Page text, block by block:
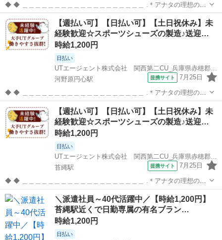
◆ ◆ ＿＿＿＿＿＿＿＿＿＿＿＿＿＿＿＿＿＿＿ .＊アナタの理想の働
き方を実現します*。 ￣￣￣￣￣￣￣￣￣￣￣￣￣￣￣￣￣￣￣ ★大
手×安定収入★ プライム市場上場UTグループ！ 充実の福利厚生あり◎
働きやすさ抜群！！...
兵庫 赤穂郡 苔縄駅 その他
【週払い可】【日払い可】【土日祝休み】未
経験歓迎☆スポーツシューズの製造♪送迎…
時給1,200円
日払い
UTエージェント株式会社 関西第二CU_兵庫県赤穂郡上郡町_加工･組付け
河野原円心駅
提携サイト 7月25日
◆ ◆ ＿＿＿＿＿＿＿＿＿＿＿＿＿＿＿＿＿＿＿ .＊アナタの理想の働
き方を実現します*。 ￣￣￣￣￣￣￣￣￣￣￣￣￣￣￣￣￣￣￣ ★大
手×安定収入★ プライム市場上場UTグループ！ 充実の福利厚生あり◎
働きやすさ抜群！！...
兵庫 赤穂郡 河野原円心駅 その他
【週払い可】【日払い可】【土日祝休み】未
経験歓迎☆スポーツシューズの製造♪送迎…
時給1,200円
日払い
UTエージェント株式会社 関西第二CU_兵庫県赤穂郡上郡町_加工･組付け
苔縄駅
提携サイト 7月25日
◆ ◆ ＿＿＿＿＿＿＿＿＿＿＿＿＿＿＿＿＿＿＿ .＊アナタの理想の働
き方を実現します*。 ￣￣￣￣￣￣￣￣￣￣￣￣￣￣￣￣￣￣￣ ★大
手×安定収入★ プライム市場上場UTグループ！ 充実の福利厚生あり◎
働きやすさ抜群！！...
兵庫 苔縄駅
＼派遣社員～40代活躍中／【時給1,200円】
苔縄駅近くで日勤専属の有名ブラン…
時給1,200円
日払い